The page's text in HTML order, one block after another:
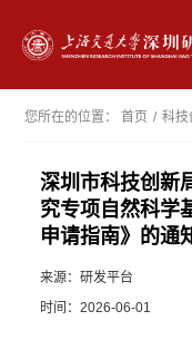
您所在的位置：首页 / 科技
深圳市科技创新
究专项自然科学
申请指南》的通
来源：研发平台
时间：2026-06-01